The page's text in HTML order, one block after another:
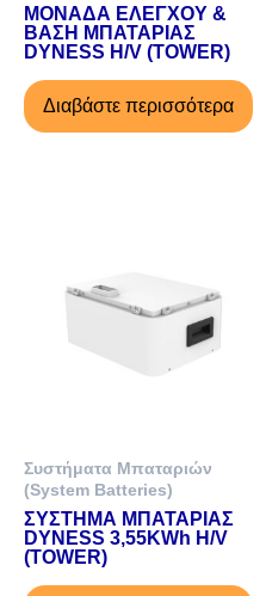
ΜΟΝΑΔΑ ΕΛΕΓΧΟΥ &
ΒΑΣΗ ΜΠΑΤΑΡΙΑΣ
DYNESS H/V (TOWER)
Διαβάστε περισσότερα
Συστήματα Μπαταριών
(System Batteries)
ΣΥΣΤΗΜΑ ΜΠΑΤΑΡΙΑΣ
DYNESS 3,55KWh H/V
(TOWER)